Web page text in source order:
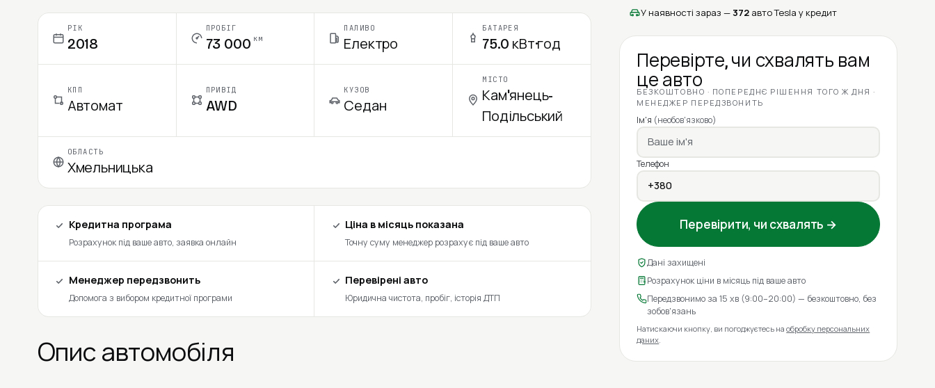
РІК
2018
ПРОБІГ
73 000 км
ПАЛИВО
Електро
БАТАРЕЯ
75.0 кВт·год
КПП
Автомат
ПРИВІД
AWD
КУЗОВ
Седан
МІСТО
Кам'янець-
Подільський
ОБЛАСТЬ
Хмельницька
Кредитна програма
Розрахунок під ваше авто, заявка онлайн
Ціна в місяць показана
Точну суму менеджер розрахує під ваше авто
Менеджер передзвонить
Допомога з вибором кредитної програми
Перевірені авто
Юридична чистота, пробіг, історія ДТП
Опис автомобіля
У наявності зараз — 372 авто Tesla у кредит
Перевірте, чи схвалять вам
це авто
БЕЗКОШТОВНО · ПОПЕРЕДНЄ РІШЕННЯ ТОГО Ж ДНЯ ·
МЕНЕДЖЕР ПЕРЕДЗВОНИТЬ
Ім'я (необов'язково)
Телефон
Перевірити, чи схвалять →
Дані захищені
Розрахунок ціни в місяць під ваше авто
Передзвонимо за 15 хв (9:00–20:00) — безкоштовно, без
зобов'язань
Натискаючи кнопку, ви погоджуєтесь наобробку персональних
даних